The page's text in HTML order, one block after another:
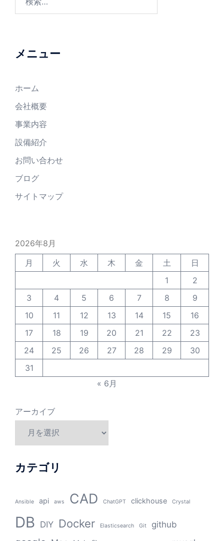
メニュー
ホーム
会社概要
事業内容
設備紹介
お問い合わせ
ブログ
サイトマップ
2026年8月
月
火 水 木 金 土
日
1
2
3
4 5 6 7 8
9
10
11 12 13 14 15
16
17
18 19 20 21 22
23
24
25 26 27 28 29
30
31
« 6月
アーカイブ
カテゴリ
Ansible api aws CAD ChatGPT clickhouse Crystal
DB DIY Docker Elasticsearch Git github